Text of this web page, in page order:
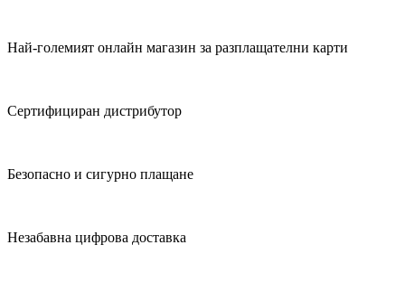
Най-големият онлайн магазин за разплащателни карти
Сертифициран дистрибутор
Безопасно и сигурно плащане
Незабавна цифрова доставка